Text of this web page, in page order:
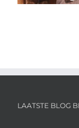
LAATSTE BLOG